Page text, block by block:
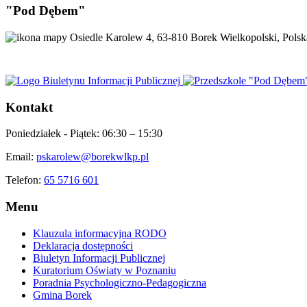
"Pod Dębem"
Osiedle Karolew 4, 63-810 Borek Wielkopolski,
Kontakt
Poniedziałek - Piątek: 06:30 – 15:30
Email: pskarolew@borekwlkp.pl
Telefon: 65 5716 601
Menu
Klauzula informacyjna RODO
Deklaracja dostępności
Biuletyn Informacji Publicznej
Kuratorium Oświaty w Poznaniu
Poradnia Psychologiczno-Pedagogiczna
Gmina Borek